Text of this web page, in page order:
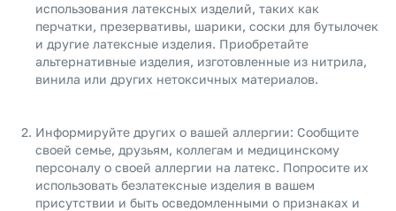
использования латексных изделий, таких как
перчатки, презервативы, шарики, соски для бутылочек
и другие латексные изделия. Приобретайте
альтернативные изделия, изготовленные из нитрила,
винила или других нетоксичных материалов.
Информируйте других о вашей аллергии: Сообщите
своей семье, друзьям, коллегам и медицинскому
персоналу о своей аллергии на латекс. Попросите их
использовать безлатексные изделия в вашем
присутствии и быть осведомленными о признаках и